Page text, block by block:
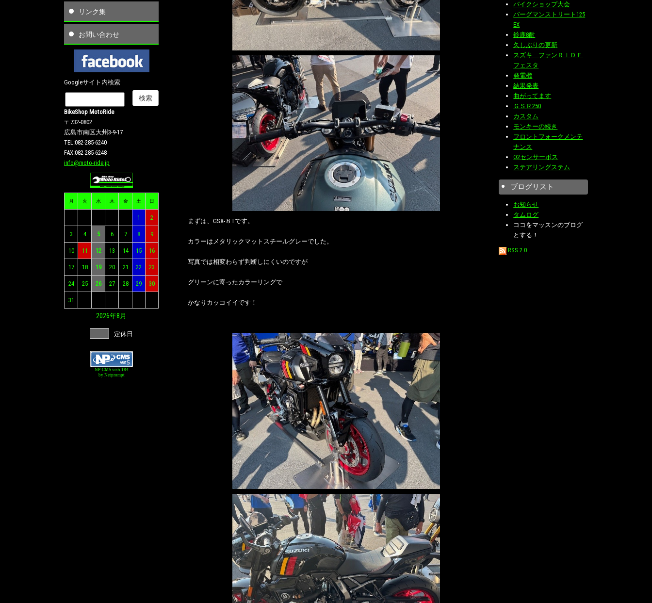
リンク集
お問い合わせ
Googleサイト内検索
BikeShop MotoRide
〒732-0802
広島市南区大州3-9-17
TEL:082-285-6240
FAX:082-285-6248
info@moto-ride.jp
月 火 水 木 金 土 日
1 2
3 4 5 6 7 8 9
10 11 12 13 14 15 16
17 18 19 20 21 22 23
24 25 26 27 28 29 30
31
2026年8月
定休日
NP-CMS ver5.184
by Netprompt
まずは、GSX-８Tです。
カラーはメタリックマットスチールグレーでした。
写真では相変わらず判断しにくいのですが
グリーンに寄ったカラーリングで
かなりカッコイイです！
バイクショップ大会
バーグマンストリート125
EX
鈴鹿8耐
久しぶりの更新
スズキ ファンＲＩＤＥ
フェスタ
発電機
結果発表
曲がってます
ＧＳＲ250
カスタム
モンキーの続き
フロントフォークメンテ
ナンス
O2センサーボス
ステアリングステム
ブログリスト
お知らせ
タムログ
ココをマッスンのブログ
とする！
RSS 2.0